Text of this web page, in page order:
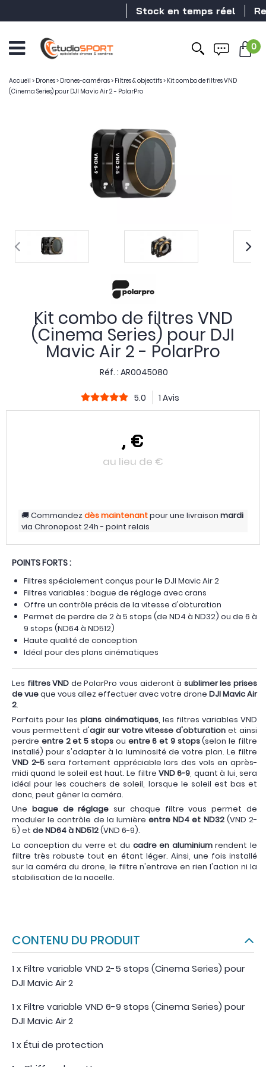
Stock en temps réel
0
Accueil > Drones> Drones-caméras> Filtres & objectifs> Kit combo de filtres VND
(Cinema Series) pour DJI Mavic Air 2 - PolarPro
Kit combo de filtres VND
(Cinema Series) pour DJI
Mavic Air 2 - PolarPro
Réf. : AR0045080
5.0 1 Avis
, €
au lieu de €
Commandezdès maintenantpour une livraison mardi
via Chronopost 24h - point relais
POINTS FORTS :
Filtres spécialement conçus pour le DJI Mavic Air 2
Filtres variables : bague de réglage avec crans
Offre un contrôle précis de la vitesse d'obturation
Permet de perdre de 2 à 5 stops (de ND4 à ND32) ou de 6 à
9 stops (ND64 à ND512)
Haute qualité de conception
Idéal pour des plans cinématiques
Les filtres VND de PolarPro vous aideront à sublimer les prises
de vueque vous allez effectuer avec votre drone DJI Mavic Air
2.
Parfaits pour lesplans cinématiques, les filtres variables VND
vous permettent d'agir sur votre vitesse d'obturation et ainsi
perdre entre 2 et 5 stopsou entre 6 et 9 stops(selon le filtre
installé) pour s'adapter à la luminosité de votre plan. Le filtre
VND 2-5sera fortement appréciable lors des vols en après-
midi quand le soleil est haut. Le filtreVND 6-9 , quant à lui, sera
idéal pour les couchers de soleil, lorsque le soleil est bas et
donc, peut gêner la caméra.
Une bague de réglage sur chaque filtre vous permet de
moduler le contrôle de la lumièreentre ND4 et ND32(VND 2-
5) et de ND64 à ND512(VND 6-9).
La conception du verre et du cadre en aluminiumrendent le
filtre très robuste tout en étant léger. Ainsi, une fois installé
sur la caméra du drone, le filtre n'entrave en rien l'action ni la
stabilisation de la nacelle.
CONTENU DU PRODUIT
1 x Filtre variable VND 2-5 stops (Cinema Series) pour
DJI Mavic Air 2
1 x Filtre variable VND 6-9 stops (Cinema Series) pour
DJI Mavic Air 2
1 x Étui de protection